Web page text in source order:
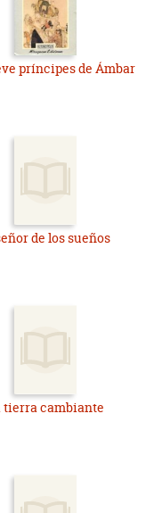
príncipes de Ámbar
de los sueños
tierra cambiante